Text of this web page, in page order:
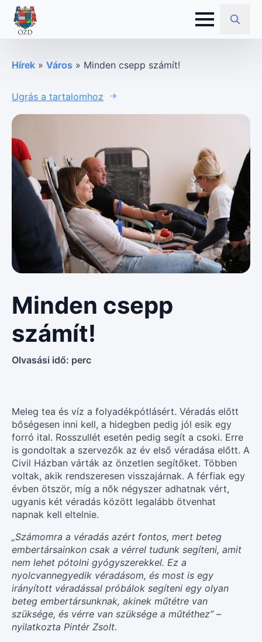
Search
Hírek » Város » Minden csepp számít!
Ugrás a tartalomhoz
Minden csepp
számít!
Olvasási idő: perc
Meleg tea és víz a folyadékpótlásért. Véradás előtt
bőségesen inni kell, a hidegben pedig jól esik egy
forró ital. Rosszullét esetén pedig segít a csoki. Erre
is gondoltak a szervezők az év első véradása előtt. A
Civil Házban várták az önzetlen segítőket. Többen
voltak, akik rendszeresen visszajárnak. A férfiak egy
évben ötször, míg a nők négyszer adhatnak vért,
ugyanis két véradás között legalább ötvenhat
napnak kell eltelnie.
„Számomra a véradás azért fontos, mert beteg
embertársainkon csak a vérrel tudunk segíteni, amit
nem lehet pótolni gyógyszerekkel. Ez a
nyolcvannegyedik véradásom, és most is egy
irányított véradással próbálok segíteni egy olyan
beteg embertársunknak, akinek műtétre van
szüksége, és vérre van szüksége a műtéthez” –
nyilatkozta Pintér Zsolt.